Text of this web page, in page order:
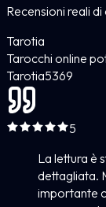
Recensioni reali
Tarotia
Tarocchi online
Tarotia5369
5
La lettura è
dettagliata.
importante